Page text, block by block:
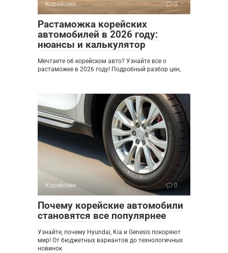
Корейские 0
Растаможка корейских
автомобилей в 2026 году:
нюансы и калькулятор
Мечтаете об корейском авто? Узнайте все о
растаможке в 2026 году! Подробный разбор цен,
Корейские 0
Почему корейские автомобили
становятся все популярнее
Узнайте, почему Hyundai, Kia и Genesis покоряют
мир! От бюджетных вариантов до технологичных
новинок